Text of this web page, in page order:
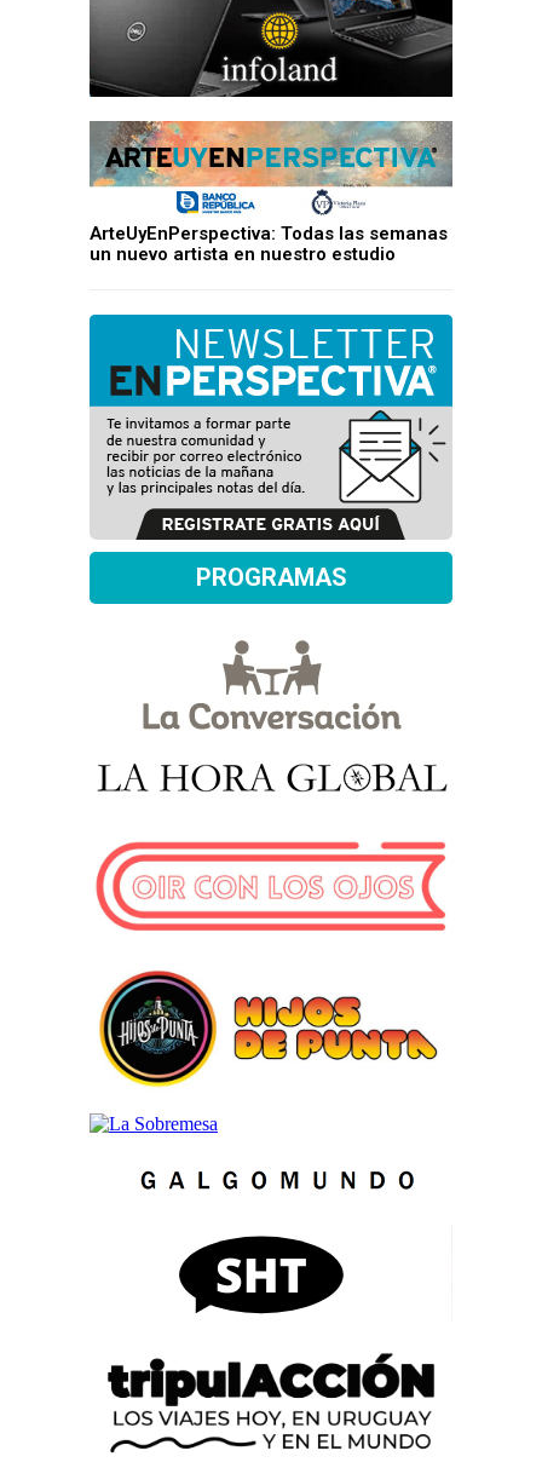
ArteUyEnPerspectiva: Todas las semanas
un nuevo artista en nuestro estudio
PROGRAMAS